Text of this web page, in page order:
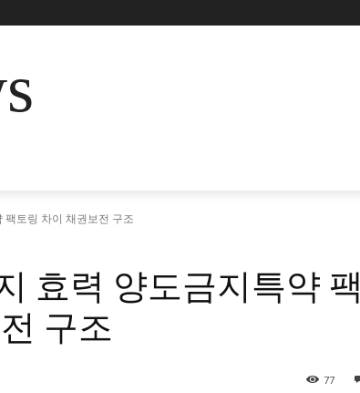
토링 차이 채권보전 구조
효력 양도금지특약 팩
구조
77